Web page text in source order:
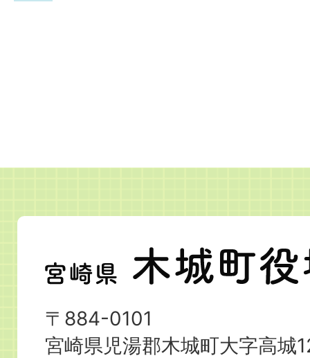
宮
崎
県
木
〒884-0101
宮崎県児湯郡木城町大字高城